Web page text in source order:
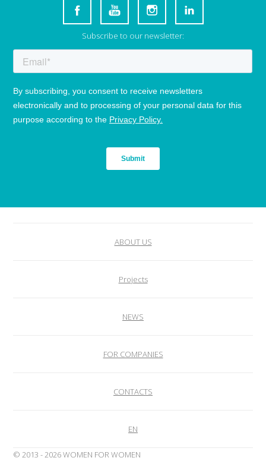
Subscribe to our newsletter:
ABOUT US
Projects
NEWS
FOR COMPANIES
CONTACTS
EN
© 2013 - 2026 WOMEN FOR WOMEN